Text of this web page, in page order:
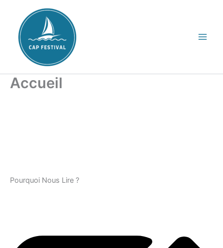
contenu
Accueil
Pourquoi Nous Lire ?